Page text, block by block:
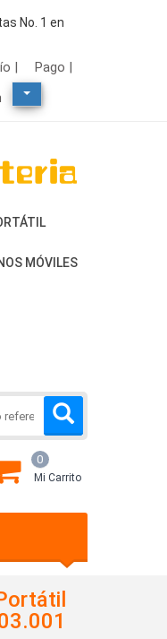
No. 1 en
|
Pago |
MÓVILES
0
Mi Carrito